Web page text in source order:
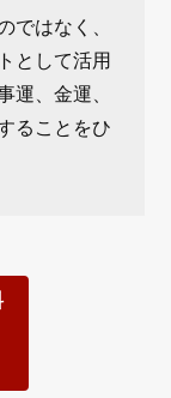
ではなく、
として活用
運、金運、
ることをひ